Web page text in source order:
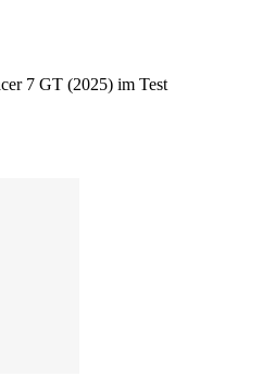
7 GT (2025) im Test